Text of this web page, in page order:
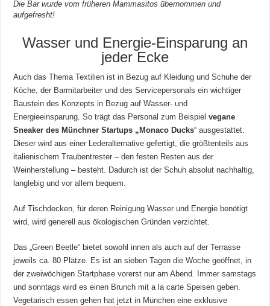
Die Bar wurde vom früheren Mammasitos übernommen und
aufgefresht!
Wasser und Energie-Einsparung an
jeder Ecke
Auch das Thema Textilien ist in Bezug auf Kleidung und Schuhe der
Köche, der Barmitarbeiter und des Servicepersonals ein wichtiger
Baustein des Konzepts in Bezug auf Wasser- und
Energieeinsparung. So trägt das Personal zum Beispielvegane
Sneaker des Münchner Startups „Monaco Ducks“ ausgestattet.
Dieser wird aus einer Lederalternative gefertigt, die größtenteils aus
italienischem Traubentrester – den festen Resten aus der
Weinherstellung – besteht. Dadurch ist der Schuh absolut nachhaltig,
langlebig und vor allem bequem.
Auf Tischdecken, für deren Reinigung Wasser und Energie benötigt
wird, wird generell aus ökologischen Gründen verzichtet.
Das „Green Beetle“ bietet sowohl innen als auch auf der Terrasse
jeweils ca. 80 Plätze. Es ist an sieben Tagen die Woche geöffnet, in
der zweiwöchigen Startphase vorerst nur am Abend. Immer samstags
und sonntags wird es einen Brunch mit a la carte Speisen geben.
Vegetarisch essen gehen hat jetzt in München eine exklusive